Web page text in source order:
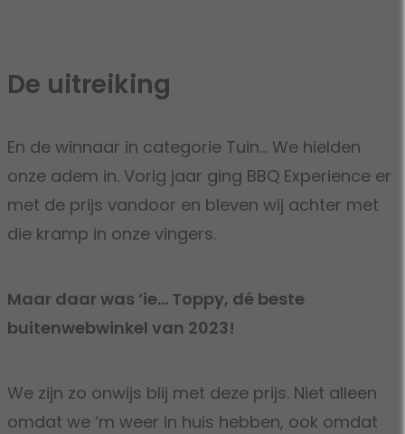
De uitreiking
En de winnaar in categorie Tuin… We hielden
onze adem in. Vorig jaar ging BBQ Experience er
met de prijs vandoor en bleven wij achter met
die kramp in onze vingers.
Maar daar was ‘ie… Toppy, dé beste
buitenwebwinkel van 2023!
We zijn zo onwijs blij met deze prijs. Niet alleen
omdat we ‘m weer in huis hebben, ook omdat